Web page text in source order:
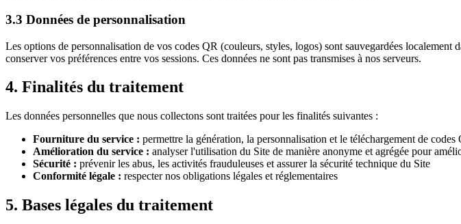
3.3 Données de personnalisation
Les options de personnalisation de vos codes QR (couleurs, styles, logos) sont sauvegardées
conserver vos préférences entre vos sessions. Ces données ne sont pas transmises à nos serveurs.
4. Finalités du traitement
Les données personnelles que nous collectons sont traitées pour les finalités suivantes :
Fourniture du service : permettre la génération, la personnalisation et le téléchargement de codes
Amélioration du service : analyser l'utilisation du Site de manière anonyme et agrégée pour
Sécurité : prévenir les abus, les activités frauduleuses et assurer la sécurité technique du Site
Conformité légale : respecter nos obligations légales et réglementaires
5. Bases légales du traitement